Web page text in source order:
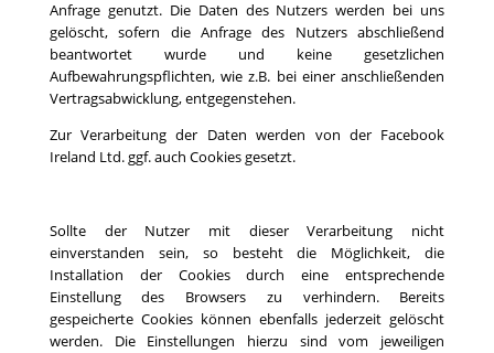
Anfrage genutzt. Die Daten des Nutzers werden bei uns
gelöscht, sofern die Anfrage des Nutzers abschließend
beantwortet wurde und keine gesetzlichen
Aufbewahrungspflichten, wie z.B. bei einer anschließenden
Vertragsabwicklung, entgegenstehen.
Zur Verarbeitung der Daten werden von der Facebook
Ireland Ltd. ggf. auch Cookies gesetzt.
Sollte der Nutzer mit dieser Verarbeitung nicht
einverstanden sein, so besteht die Möglichkeit, die
Installation der Cookies durch eine entsprechende
Einstellung des Browsers zu verhindern. Bereits
gespeicherte Cookies können ebenfalls jederzeit gelöscht
werden. Die Einstellungen hierzu sind vom jeweiligen